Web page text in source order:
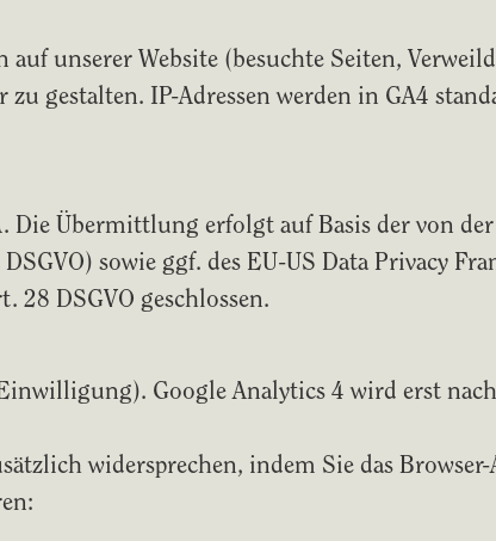
unserer Website (besuchte Seiten,
gestalten. IP-Adressen werden in GA4
Die Übermittlung erfolgt auf Basis der von
sowie ggf. des EU-US Data Privacy
28 DSGVO geschlossen.
Google Analytics 4 wird erst
widersprechen, indem Sie das